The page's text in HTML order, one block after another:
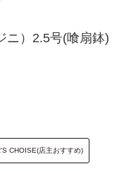
ニ）2.5号(喰扇鉢)
CHOISE(店主おすすめ)